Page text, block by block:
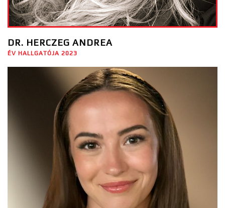
DR. HERCZEG ANDREA
ÉV HALLGATÓJA 2023